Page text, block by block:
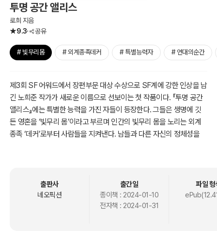
투명 공간 앨리스
로희 지음
9.3
공유
# 빛무리몸 # 외계종족데커 # 특별능력자 # 연대의순간
제3회 SF 어워드에서 장편부문 대상 수상으로 SF계에 강한 인상을 남
긴 노희준 작가가 새로운 이름으로 선보이는 첫 작품이다. 『투명 공간
앨리스』에는 특별한 능력을 가진 자들이 등장한다. 그들은 생명에 깃
든 영혼을 ‘빛무리 몸’이라고 부르며 인간의 빛무리 몸을 노리는 외계
종족 ‘데커’로부터 사람들을 지켜낸다. 남들과 다른 자신의 정체성을
출판사
네오픽션
출간일
종이책 : 2024-01-10
전자책 : 2024-01-31
파일 형